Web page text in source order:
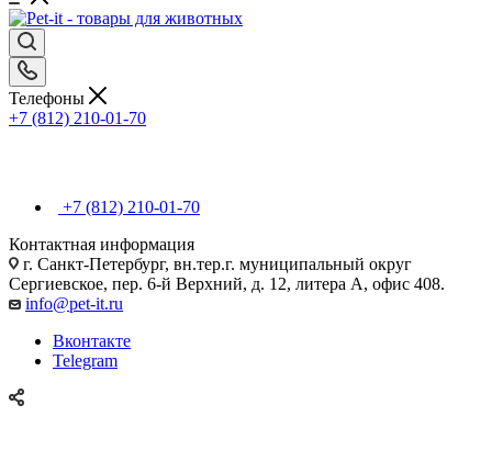
Телефоны
+7 (812) 210-01-70
+7 (812) 210-01-70
Контактная информация
г. Санкт-Петербург, вн.тер.г. муниципальный округ
Сергиевское, пер. 6-й Верхний, д. 12, литера А, офис 408.
info@pet-it.ru
Вконтакте
Telegram